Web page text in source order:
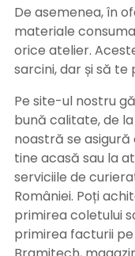
De asemenea, în
materiale
orice atelier.
sarcini, dar și să te
Pe site-ul nostru
bună calitate, de
noastră se
tine acasă sau la
serviciile de
României. Poți
primirea coletului
primirea facturii